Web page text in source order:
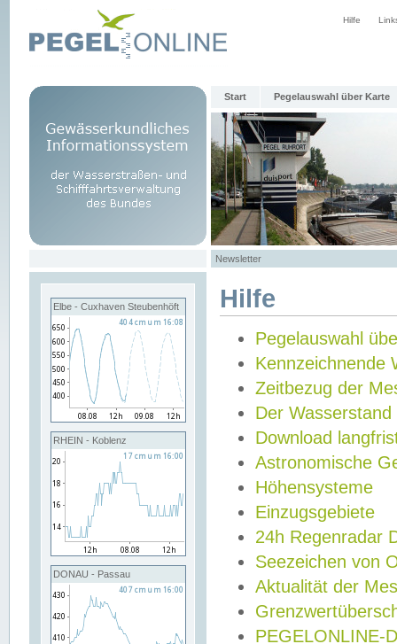
Hilfe
Start Pegelauswahl über Karte
Newsletter
Elbe - Cuxhaven Steubenhöft
RHEIN - Koblenz
DONAU - Passau
Hilfe
Pegelauswahl
Kennzeichnende
Zeitbezug der
Der Wasserstand
Download
Astronomische
Höhensysteme
Einzugsgebiete
24h Regenradar
Seezeichen von
Aktualität der
PEGELONLINE-